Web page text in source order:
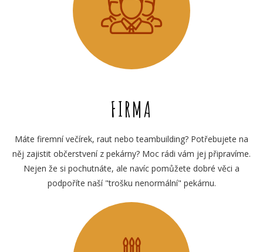
FIRMA
Máte firemní večírek, raut nebo teambuilding? Potřebujete na
něj zajistit občerstvení z pekárny? Moc rádi vám jej připravíme.
Nejen že si pochutnáte, ale navíc pomůžete dobré věci a
podpoříte naší "trošku nenormální" pekárnu.